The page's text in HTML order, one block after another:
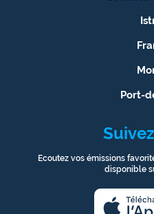
Port-
Ecoutez vos émissions
disponible